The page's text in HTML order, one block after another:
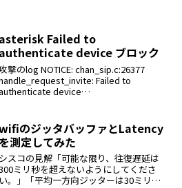
asterisk Failed to
authenticate device ブロック
撃のlog NOTICE: chan_sip.c:26377
Failed to
device
のジッタバッファとLatency
を測定してみた
シスコの見解「可能な限り、往復遅延は
ミリ秒を超えないようにしてくださ
い。」「平均一方向ジッターは30ミリ秒